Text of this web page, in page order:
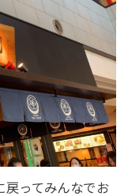
戻ってみんなでお